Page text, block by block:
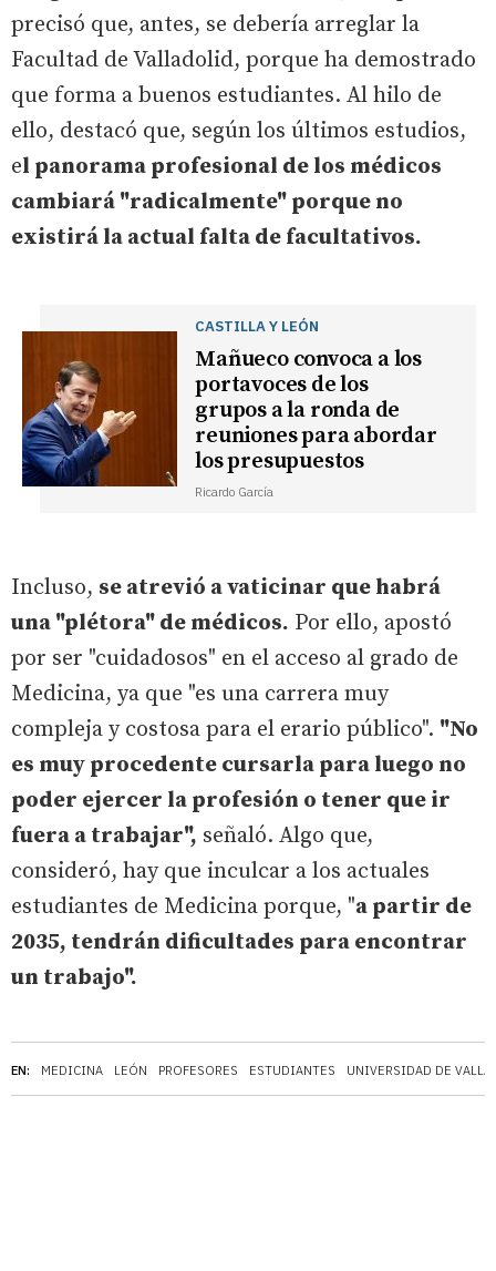
EN: MEDICINA LEÓN PROFESORES ESTUDIANTES UNIVERSIDAD DE
precisó que, antes, se debería arreglar la
Facultad de Valladolid, porque ha demostrado
que forma a buenos estudiantes. Al hilo de
ello, destacó que, según los últimos estudios,
el panorama profesional de los médicos
cambiará "radicalmente" porque no
existirá la actual falta de facultativos.
CASTILLA Y LEÓN
Mañueco convoca a los
portavoces de los
grupos a la ronda de
reuniones para abordar
los presupuestos
Ricardo García
Incluso, se atrevió a vaticinar que habrá
una "plétora" de médicos. Por ello, apostó
por ser "cuidadosos" en el acceso al grado de
Medicina, ya que "es una carrera muy
compleja y costosa para el erario público". "No
es muy procedente cursarla para luego no
poder ejercer la profesión o tener que ir
fuera a trabajar", señaló. Algo que,
consideró, hay que inculcar a los actuales
estudiantes de Medicina porque, "a partir de
2035, tendrán dificultades para encontrar
un trabajo".